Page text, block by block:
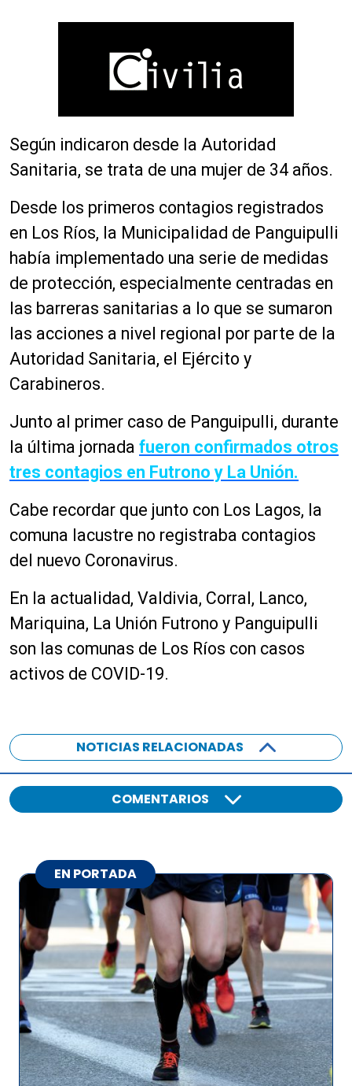
Según indicaron desde la Autoridad
Sanitaria, se trata de una mujer de 34 años.
Desde los primeros contagios registrados
en Los Ríos, la Municipalidad de Panguipulli
había implementado una serie de medidas
de protección, especialmente centradas en
las barreras sanitarias a lo que se sumaron
las acciones a nivel regional por parte de la
Autoridad Sanitaria, el Ejército y
Carabineros.
Junto al primer caso de Panguipulli, durante
la última jornada fueron confirmados otros
tres contagios en Futrono y La Unión.
Cabe recordar que junto con Los Lagos, la
comuna lacustre no registraba contagios
del nuevo Coronavirus.
En la actualidad, Valdivia, Corral, Lanco,
Mariquina, La Unión Futrono y Panguipulli
son las comunas de Los Ríos con casos
activos de COVID-19.
NOTICIAS RELACIONADAS
COMENTARIOS
EN PORTADA